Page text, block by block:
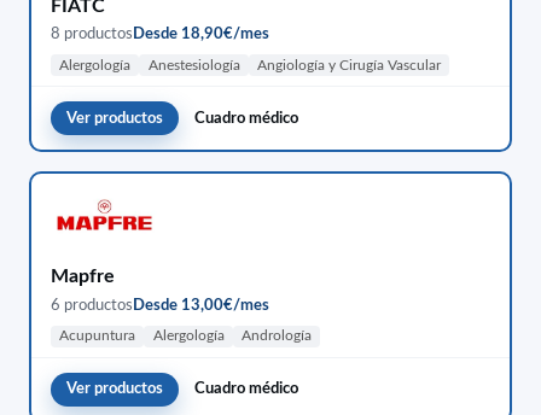
FIATC
8 productos Desde 18,90€/mes
Alergología Anestesiología Angiología y Cirugía Vascular
Ver productos Cuadro médico
Mapfre
6 productos Desde 13,00€/mes
Acupuntura Alergología Andrología
Ver productos Cuadro médico